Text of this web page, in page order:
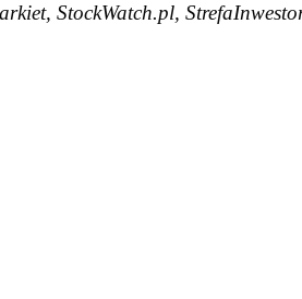
StockWatch.pl,